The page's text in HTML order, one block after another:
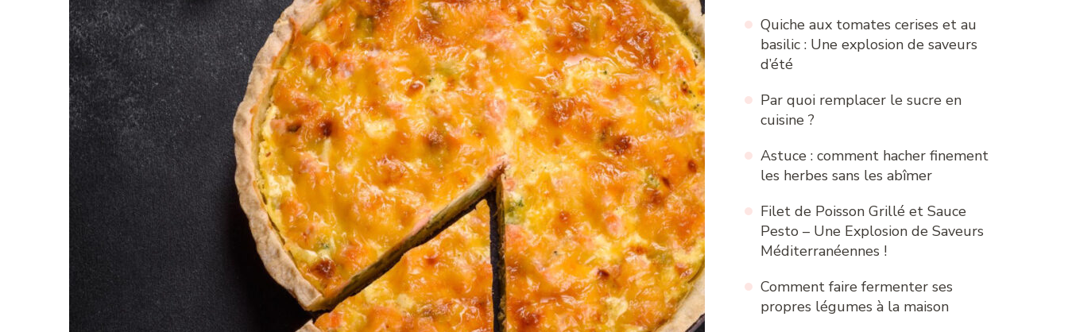
Quiche aux tomates cerises et au
basilic : Une explosion de saveurs
d’été
Par quoi remplacer le sucre en
cuisine ?
Astuce : comment hacher finement
les herbes sans les abîmer
Filet de Poisson Grillé et Sauce
Pesto – Une Explosion de Saveurs
Méditerranéennes !
Comment faire fermenter ses
propres légumes à la maison